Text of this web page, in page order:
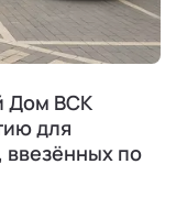
Дом ВСК
для
ввезённых по